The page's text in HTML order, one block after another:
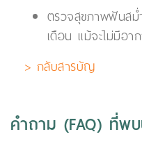
ตรวจสุขภาพฟันส
เดือน แม้จะไม่มีอา
> กลับสารบัญ
คำถาม (FAQ) ที่พ